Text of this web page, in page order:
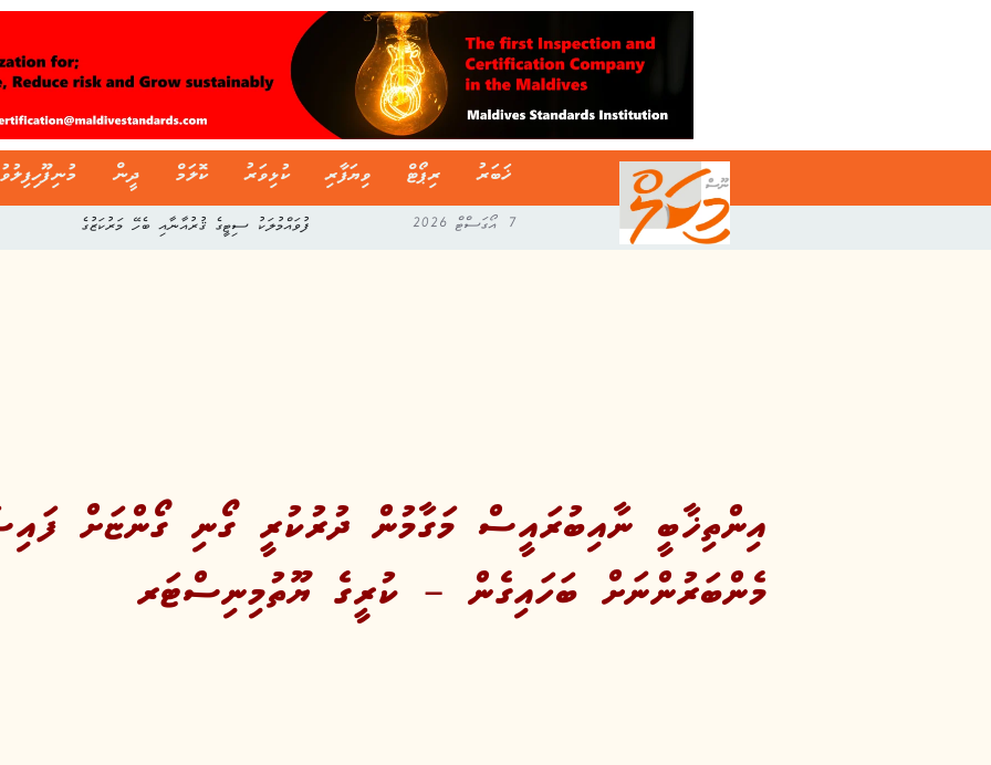
ޚަބަރު ރިޕޯޓް ވިޔަފާރި ކުޅިވަރު ކޮލަމް ދީން
7 އޯގަސްޓް 2026 ފުވައްމުލަކު ސިޓީގެ ޤުރުއާނާއި ބެހޭ މަރުކަޒުގެ
އިންތިޚާބީ ނާއިބުރައީސް މަގާމުން ދުރުކުރީ ގޯނި ގޯންޏަށް
މެންބަރުންނަށް ބަހައިގެން – ކުރީގެ ޔޫތުމިނިސްޓަރ